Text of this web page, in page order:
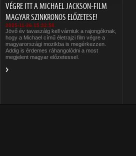
VÉGRE ITT A MICHAEL JACKSON-FILM
MAGYAR SZINKRONOS ELŐZETESE!
2025-11-26 15:32:58
Jövő év tavaszáig kell várniuk a rajongóknak,
hogy a Michael című életrajzi film végre a
magyarországi mozikba is megérkezzen.
Addig is érdemes ráhangolódni a most
megjelent magyar előzetessel.